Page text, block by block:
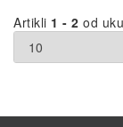
Artikli 1 - 2 od